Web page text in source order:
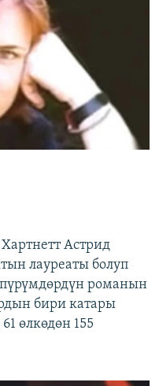
Астрид
лауреаты болуп
романын
бири катары
өлкөдөн 155